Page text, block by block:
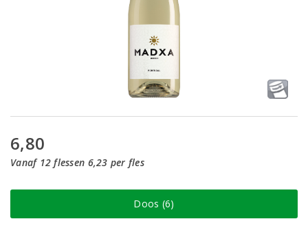
6,80
Vanaf 12 flessen 6,23 per fles
Doos (6)